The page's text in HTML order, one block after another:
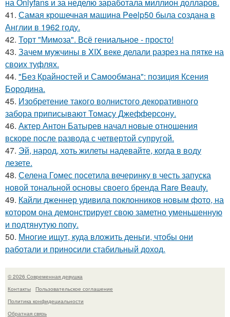
41. Самая крошечная машинa Peelp50 была созданa в
Англии в 1962 году.
42. Торт "Мимоза". Всё гениальное - просто!
43. Зачем мужчины в XIX веке делали разрез на пятке на
своих туфлях.
44. "Без Крайностей и Самообмана": позиция Ксения
Бородина.
45. Изобретение такого волнистого декоративного
забора приписывают Томасу Джефферсону.
46. Актер Антон Батырев начал новые отношения
вскоре после развода с четвертой супругой.
47. Эй, народ, хоть жилеты надевайте, когда в воду
лезете.
48. Селена Гомес посетила вечеринку в честь запуска
новой тональной основы своего бренда Rare Beauty.
49. Кайли дженнер удивила поклонников новым фото, на
котором она демонстрирует свою заметно уменьшенную
и подтянутую попу.
50. Многие ищут, куда вложить деньги, чтобы они
работали и приносили стабильный доход.
© 2026 Современная девушка
Контакты
Пользовательское соглашение
Политика конфидециальности
Обратная связь